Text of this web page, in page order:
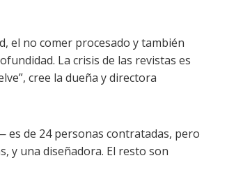
el no comer procesado y también
La crisis de las revistas es
cree la dueña y directora
de 24 personas contratadas, pero
y una diseñadora. El resto son